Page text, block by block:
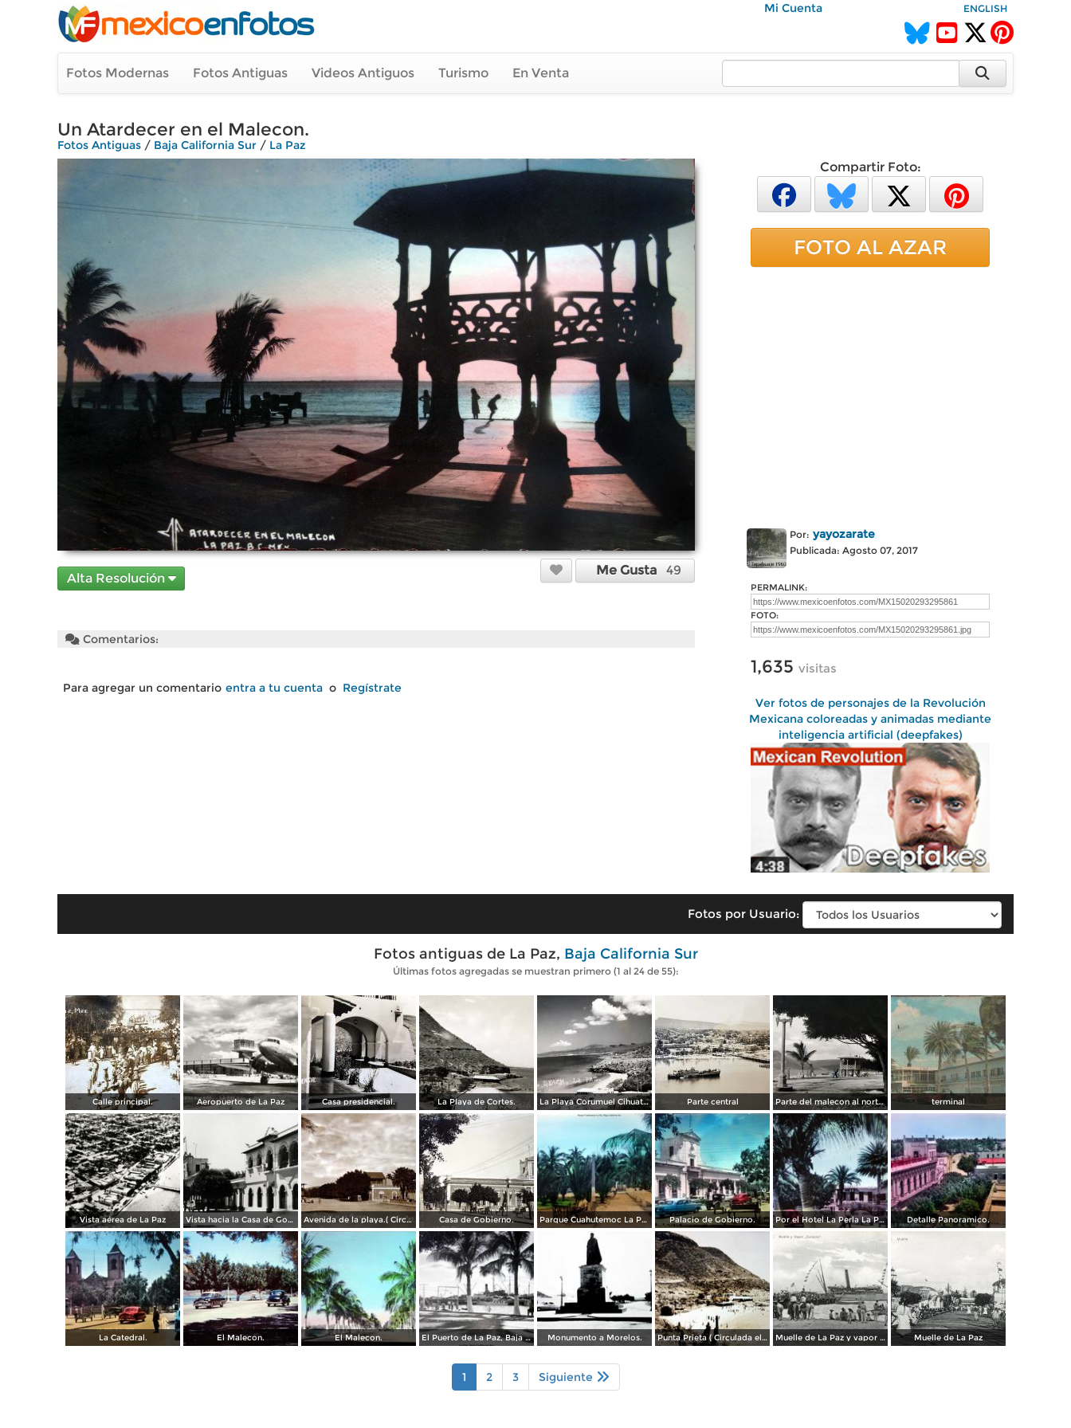
Mi Cuenta ENGLISH
Fotos Modernas Fotos Antiguas Videos Antiguos Turismo En Venta
Un Atardecer en el Malecon.
Fotos Antiguas / Baja California Sur / La Paz
Alta Resolución
Me Gusta 49
Comentarios:
Para agregar un comentario entra a tu cuenta o Regístrate
Compartir Foto:
FOTO AL AZAR
Por: yayozarate
Publicada: Agosto 07, 2017
PERMALINK:
FOTO:
1,635 visitas
Ver fotos de personajes de la Revolución
Mexicana coloreadas y animadas mediante
inteligencia artificial (deepfakes)
Fotos por Usuario:
Fotos antiguas de La Paz, Baja California Sur
Últimas fotos agregadas se muestran primero (1 al 24 de 55):
Calle principal. Aeropuerto de La Paz Casa presidencial. La Playa de Cortes. La Playa Corumuel Cihuatan ( Circulada el 3 de Marzo de 1952 ). Parte central Parte del malecon al norte.( Circulada el 3 de Marzo de 1936 ). terminal
Vista aérea de La Paz Vista hacia la Casa de Gobierno Avenida de la playa.( Circulada el 21 de Agosto de 1927 ). Casa de Gobierno. Parque Cuahutemoc La Paz, Baja California Sur. Palacio de Gobierno. Por el Hotel La Perla La Paz, Baja California Sur . Detalle Panoramico.
La Catedral. El Malecon. El Malecon. El Puerto de La Paz, Baja California Sur ( Circulada el 8 de Agosto de 1955 ). Monumento a Morelos. Punta Prieta ( Circulada el 2 de Febrero de 1946 ). Muelle de La Paz y vapor Curacao Muelle de La Paz
1 2 3 Siguiente